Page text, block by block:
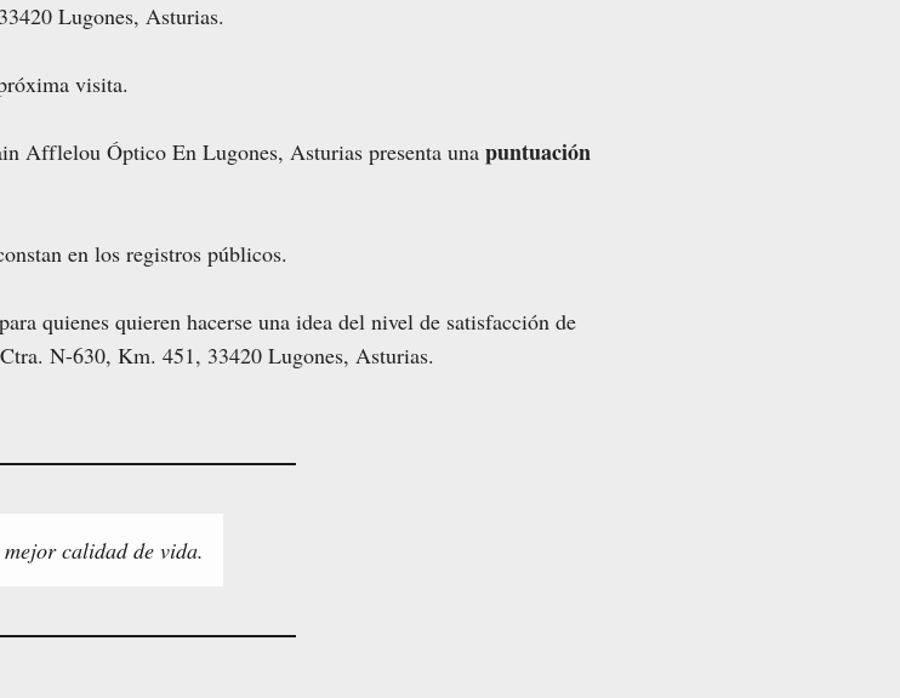
Lugones, Asturias.
visita.
Afflelou Óptico En Lugones, Asturias presenta una puntuación
en los registros públicos.
quienes quieren hacerse una idea del nivel de satisfacción de
N-630, Km. 451, 33420 Lugones, Asturias.
calidad de vida.